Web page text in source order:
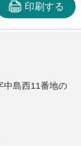
印刷する
中島西11番地の